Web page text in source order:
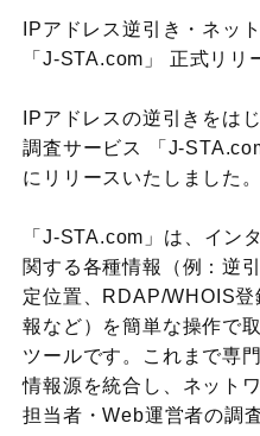
IPアドレス逆引き・ネッ
「J-STA.com」 正式リリ
IPアドレスの逆引きをは
調査サービス 「J-
にリリースいたしました。
「J-STA.com」は、イン
関する各種情報（例：逆
定位置、RDAP/WHOIS
報など）を簡単な操作で
ツールです。これまで専
情報源を統合し、ネット
担当者・Web運営者の調